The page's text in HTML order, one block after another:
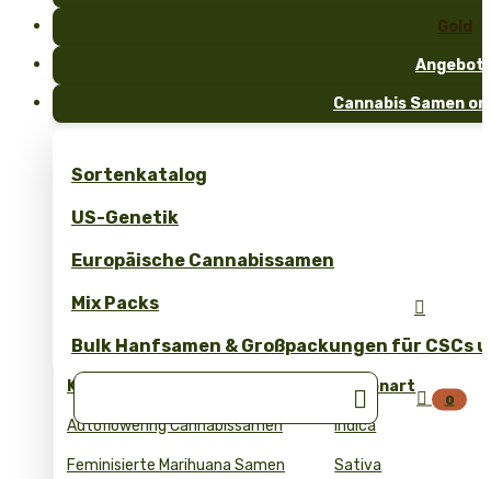
Gold
Cannabis Samen
Sortenkatalog
US-Genetik
Europäische Cannabissamen
Mix Packs
Bulk Hanfsamen & Großpackungen für CSCs
Kollektionen
Autoflowering Cannabissamen
Feminisierte Marihuana Samen
Samenart
Indica
Sativa


 0